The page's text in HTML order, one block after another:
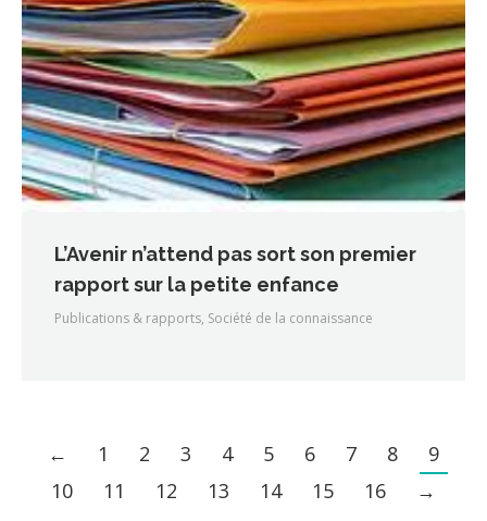
L’Avenir n’attend pas sort son premier
rapport sur la petite enfance
Publications & rapports, Société de la connaissance
← 1 2 3 4 5 6 7 8
9
10
11 12 13 14 15 16 →